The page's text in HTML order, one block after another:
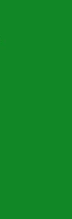
12:00 Uhr
18:00 Uhr